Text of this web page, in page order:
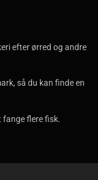
efter ørred og andre
så du kan finde en
flere fisk.